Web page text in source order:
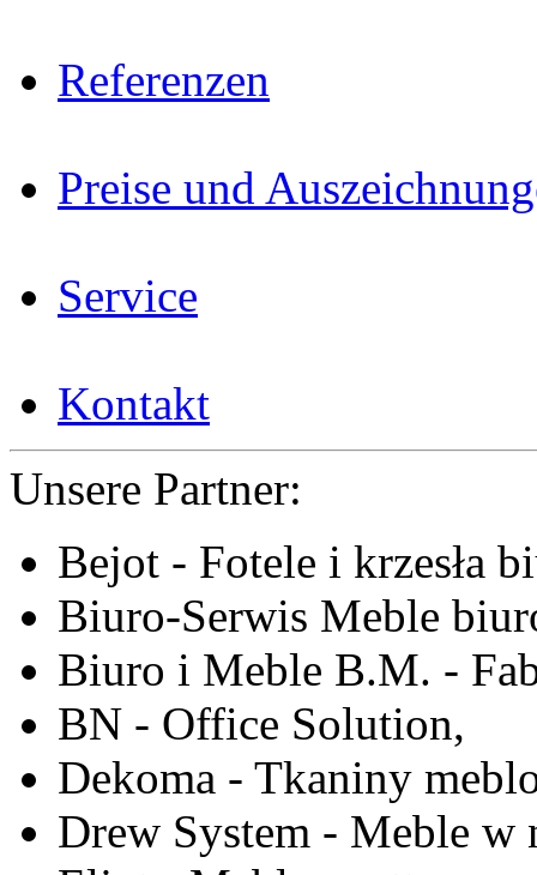
Referenzen
Preise und
Service
Kontakt
Unsere Partner:
Bejot - Fotele i krzesła
Biuro-Serwis Meble
Biuro i Meble B.M. -
BN - Office Solution,
Dekoma - Tkaniny
Drew System - Meble w